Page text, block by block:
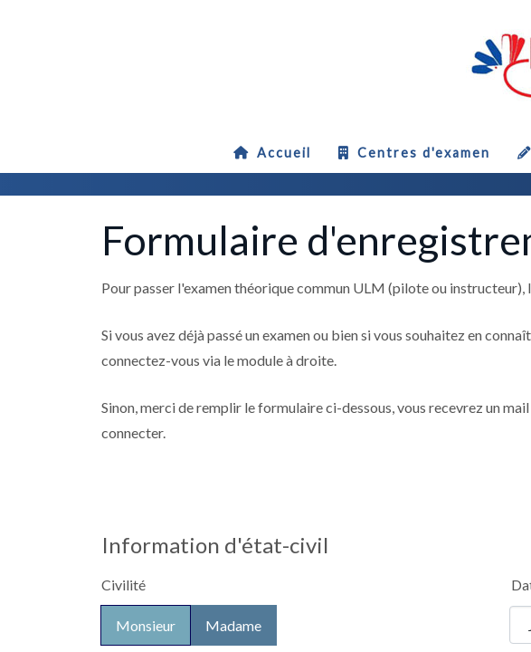
Accueil Centres d'examen
Formulaire
Pour passer l'examen théorique commun ULM (pilote ou instructeur),
Si vous avez déjà passé un examen ou bien si vous souhaitez en
connectez-vous via le module à droite.
Sinon, merci de remplir le formulaire ci-dessous, vous recevrez un
Information d'état-civil
Civilité
Monsieur Madame